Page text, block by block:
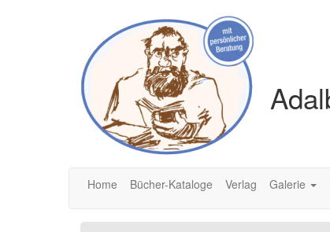
Home Bücher-Kataloge Verlag Galerie